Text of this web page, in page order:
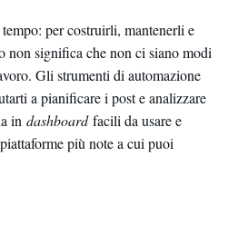
per costruirli, mantenerli e
non significa che non ci siano modi
Gli strumenti di automazione
a pianificare i post e analizzare
in dashboardfacili da usare e
più note a cui puoi